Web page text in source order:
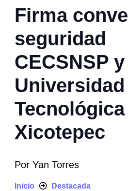
Firma
seguridad
CECSNSP y
Universidad
Xicotepec
Por Yan Torres
Inicio Destacada